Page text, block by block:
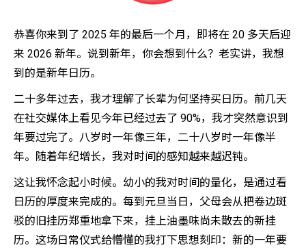
恭喜你来到了 2025 年的最后一个月，即将在 20 多天后迎
来 2026 新年。说到新年，你会想到什么？老实讲，我想
到的是新年日历。
二十多年过去，我才理解了长辈为何坚持买日历。前几天
在社交媒体上看见今年已经过去了 90%，我才突然意识到
年要过完了。八岁时一年像三年，二十八岁时一年像半
年。随着年纪增长，我对时间的感知越来越迟钝。
这让我怀念起小时候。幼小的我对时间的量化，是通过看
日历的厚度来完成的。每到元旦当日，父母会从把卷边斑
驳的旧挂历郑重地拿下来，挂上油墨味尚未散去的新挂
历。这场日常仪式给懵懂的我打下思想刻印：新的一年要